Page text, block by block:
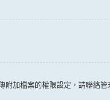
附加檔案的權限設定，請聯絡管